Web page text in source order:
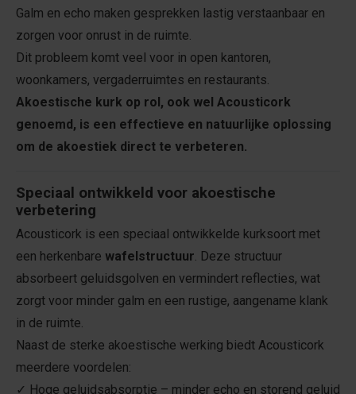
Galm en echo maken gesprekken lastig verstaanbaar en
zorgen voor onrust in de ruimte.
Dit probleem komt veel voor in open kantoren,
woonkamers, vergaderruimtes en restaurants.
Akoestische kurk op rol, ook wel Acousticork
genoemd, is een effectieve en natuurlijke oplossing
om de akoestiek direct te verbeteren.
Speciaal ontwikkeld voor akoestische
verbetering
Acousticork is een speciaal ontwikkelde kurksoort met
een herkenbare wafelstructuur . Deze structuur
absorbeert geluidsgolven en vermindert reflecties, wat
zorgt voor minder galm en een rustige, aangename klank
in de ruimte.
Naast de sterke akoestische werking biedt Acousticork
meerdere voordelen:
✓ Hoge geluidsabsorptie – minder echo en storend geluid